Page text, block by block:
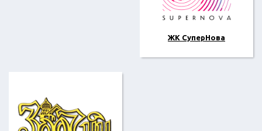
ЖК СуперНова